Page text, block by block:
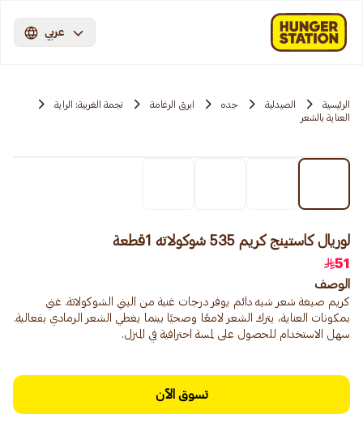
عربي
الرئيسية الصيدلية جده ابرق الرغامة
نجمة الغربية: الراية
العناية بالشعر
لوريال كاستينج كريم 535 شوكولاته 1قطعة
51
الوصف
كريم صبغة شعر شبه دائم يوفر درجات غنية من البني الشوكولاتة. غني
بمكونات العناية، يترك الشعر لامعًا وصحيًا بينما يغطي الشعر الرمادي بفعالية.
سهل الاستخدام للحصول على لمسة احترافية في المنزل.
تسوق الآن